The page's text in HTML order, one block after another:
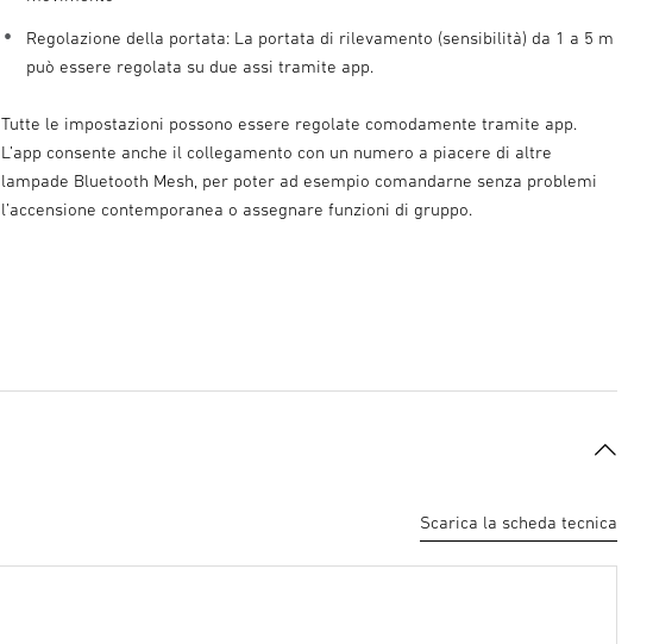
Regolazione della portata: La portata di rilevamento (sensibilità) da 1 a 5 m
può essere regolata su due assi tramite app.
Tutte le impostazioni possono essere regolate comodamente tramite app.
L’app consente anche il collegamento con un numero a piacere di altre
lampade Bluetooth Mesh, per poter ad esempio comandarne senza problemi
l’accensione contemporanea o assegnare funzioni di gruppo.
Scarica la scheda tecnica